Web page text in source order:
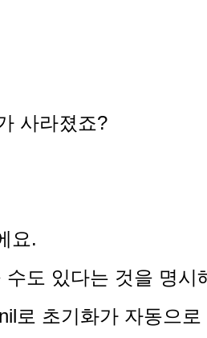
사라졌죠?
요.
도 있다는 것을 명시
로 초기화가 자동으